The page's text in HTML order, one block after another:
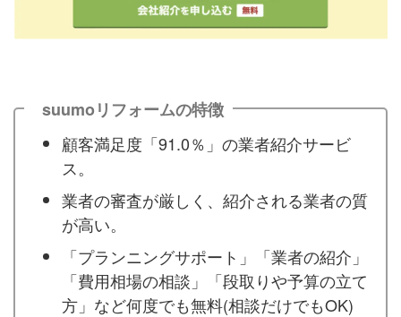
suumoリフォームの特徴
顧客満足度「91.0％」の業者紹介サービ
ス。
業者の審査が厳しく、紹介される業者の質
が高い。
「プランニングサポート」「業者の紹介」
「費用相場の相談」「段取りや予算の立て
方」など何度でも無料(相談だけでもOK)